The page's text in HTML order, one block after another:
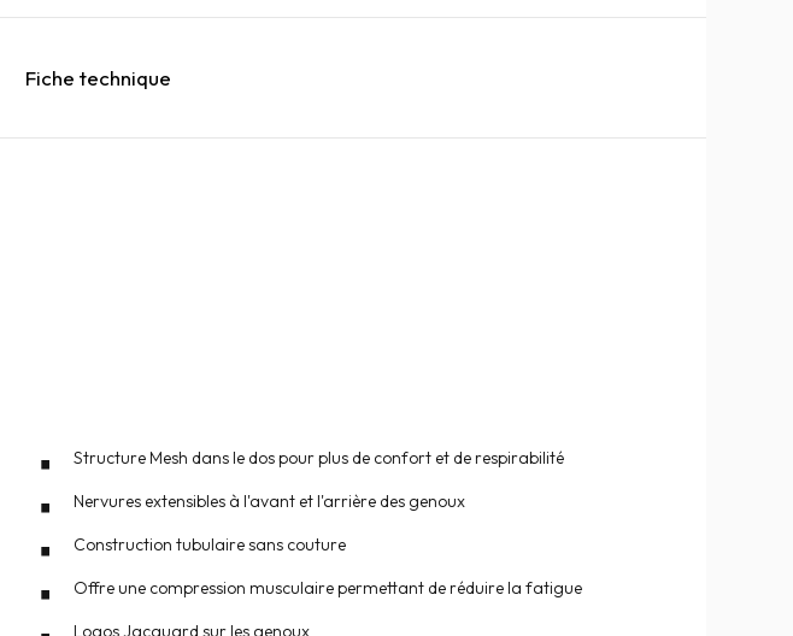
Fiche technique
Structure Mesh dans le dos pour plus de confort et de respirabilité
Nervures extensibles à l'avant et l'arrière des genoux
Construction tubulaire sans couture
Offre une compression musculaire permettant de réduire la fatigue
Logos Jacquard sur les genoux